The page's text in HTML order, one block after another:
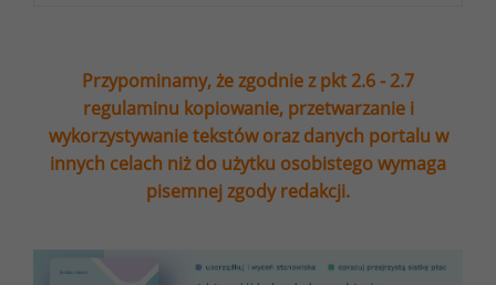
Przypominamy, że zgodnie z pkt 2.6 - 2.7
regulaminu kopiowanie, przetwarzanie i
wykorzystywanie tekstów oraz danych portalu w
innych celach niż do użytku osobistego wymaga
pisemnej zgody redakcji.